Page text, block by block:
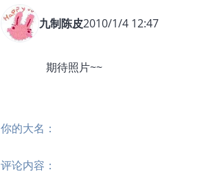
九制陈皮2010/1/4 12:47
期待照片~~
你的大名：
评论内容：